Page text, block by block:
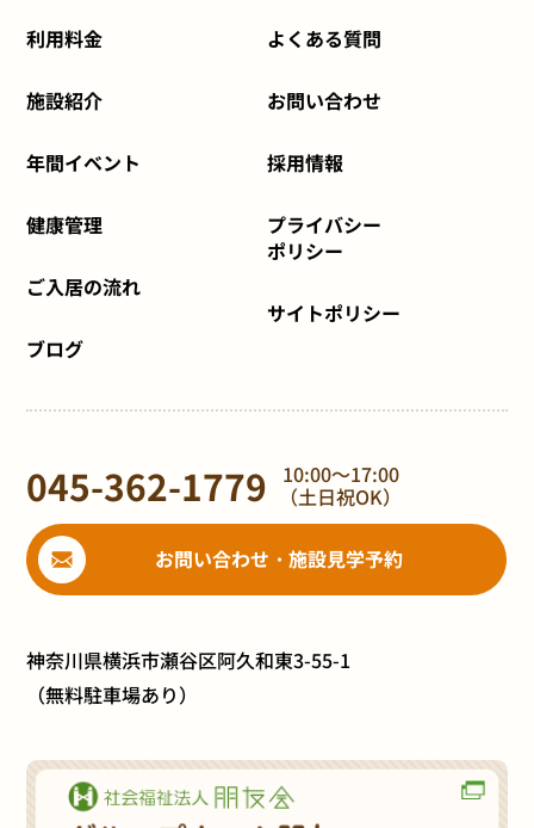
利用料金
施設紹介
年間イベント
健康管理
ご入居の流れ
ブログ
よくある質問
お問い合わせ
採用情報
プライバシー
ポリシー
サイトポリシー
045-362-1779 10:00～17:00
（土日祝OK）
お問い合わせ・施設見学予約
神奈川県横浜市瀬谷区阿久和東3-55-1
（無料駐車場あり）